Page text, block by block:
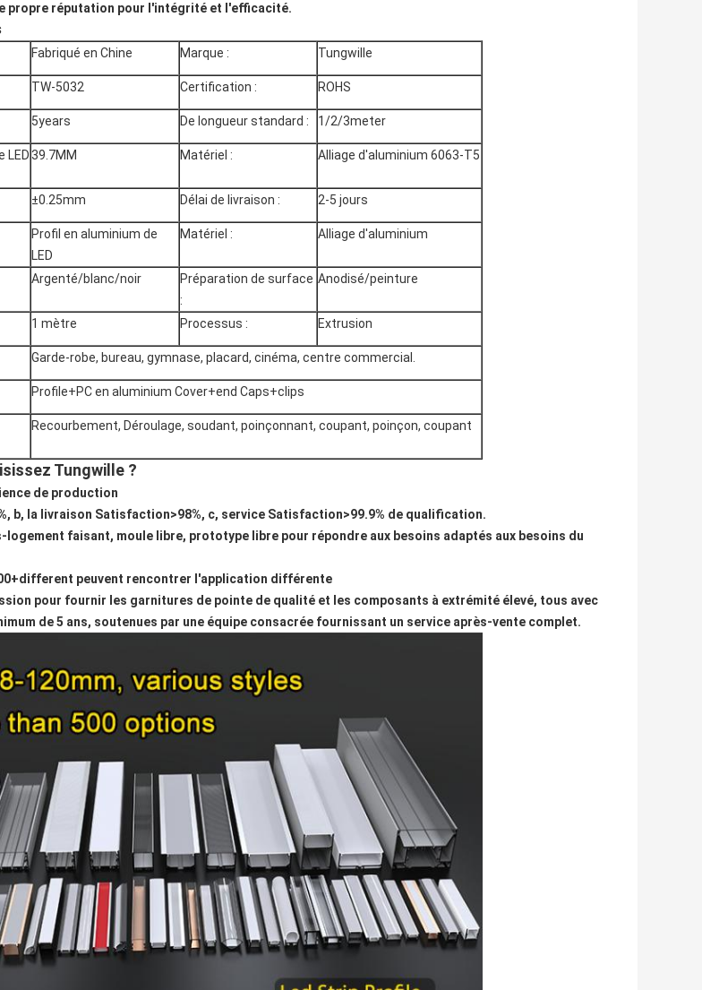
propre réputation pour l'intégrité et l'efficacité.
Fabriqué en Chine Marque : Tungwille
TW-5032 Certification : ROHS
5years De longueur standard : 1/2/3meter
LED39.7MM Matériel : Alliage d'aluminium 6063-T5
±0.25mm Délai de livraison : 2-5 jours
Profil en aluminium de
LED
Matériel : Alliage d'aluminium
Argenté/blanc/noir
Préparation de surface
:
Anodisé/peinture
1 mètre Processus : Extrusion
Garde-robe, bureau, gymnase, placard, cinéma, centre commercial.
Profile+PC en aluminium Cover+end Caps+clips
Recourbement, Déroulage, soudant, poinçonnant, coupant, poinçon, coupant
Tungwille ?
de production
b, la livraison Satisfaction>98%, c, service Satisfaction>99.9% de qualification.
logement faisant, moule libre, prototype libre pour répondre aux besoins adaptés aux besoins du
peuvent rencontrer l'application différente
pour fournir les garnitures de pointe de qualité et les composants à extrémité élevé, tous avec
de 5 ans, soutenues par une équipe consacrée fournissant un service après-vente complet.